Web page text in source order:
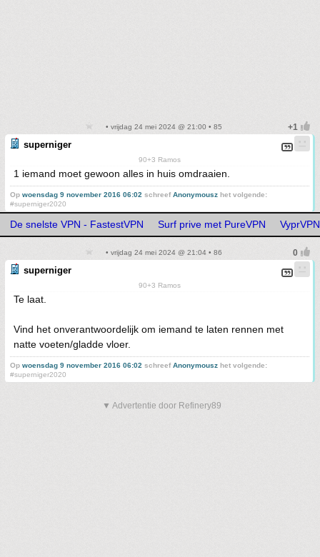
• vrijdag 24 mei 2024 @ 21:00 • 85
superniger
90+3 Ramos
1 iemand moet gewoon alles in huis omdraaien.
Op woensdag 9 november 2016 06:02 schreefAnonymousz het volgende:
#superniger2020
De snelste VPN - FastestVPN Surf prive met PureVPN
• vrijdag 24 mei 2024 @ 21:04 • 86
superniger
90+3 Ramos
Te laat.
Vind het onverantwoordelijk om iemand te laten rennen met
natte voeten/gladde vloer.
Op woensdag 9 november 2016 06:02 schreefAnonymousz het volgende:
#superniger2020
▼ Advertentie door Refinery89